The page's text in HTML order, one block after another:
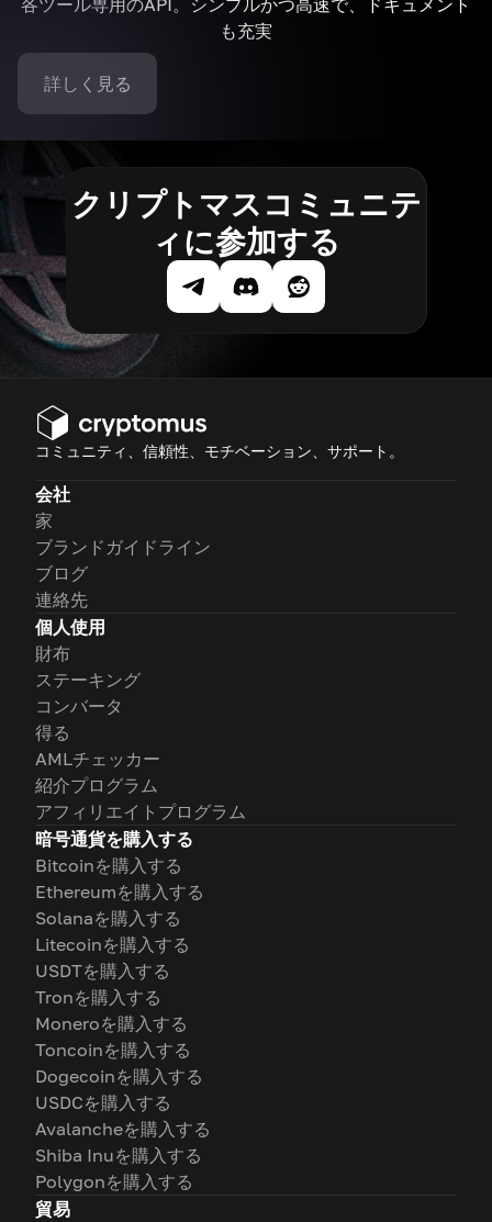
各ツール専用のAPI。シンプルかつ高速で、ドキュメント
も充実
詳しく見る
クリプトマスコミュニテ
ィに参加する
コミュニティ、信頼性、モチベーション、サポート。
会社
家
ブランドガイドライン
ブログ
連絡先
個人使用
財布
ステーキング
コンバータ
得る
AMLチェッカー
紹介プログラム
アフィリエイトプログラム
暗号通貨を購入する
Bitcoinを購入する
Ethereumを購入する
Solanaを購入する
Litecoinを購入する
USDTを購入する
Tronを購入する
Moneroを購入する
Toncoinを購入する
Dogecoinを購入する
USDCを購入する
Avalancheを購入する
Shiba Inuを購入する
Polygonを購入する
貿易